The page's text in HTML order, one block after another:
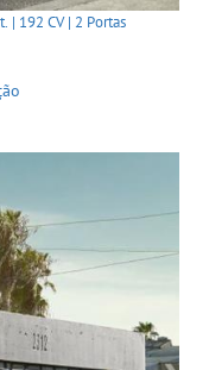
| 192 CV | 2 Portas